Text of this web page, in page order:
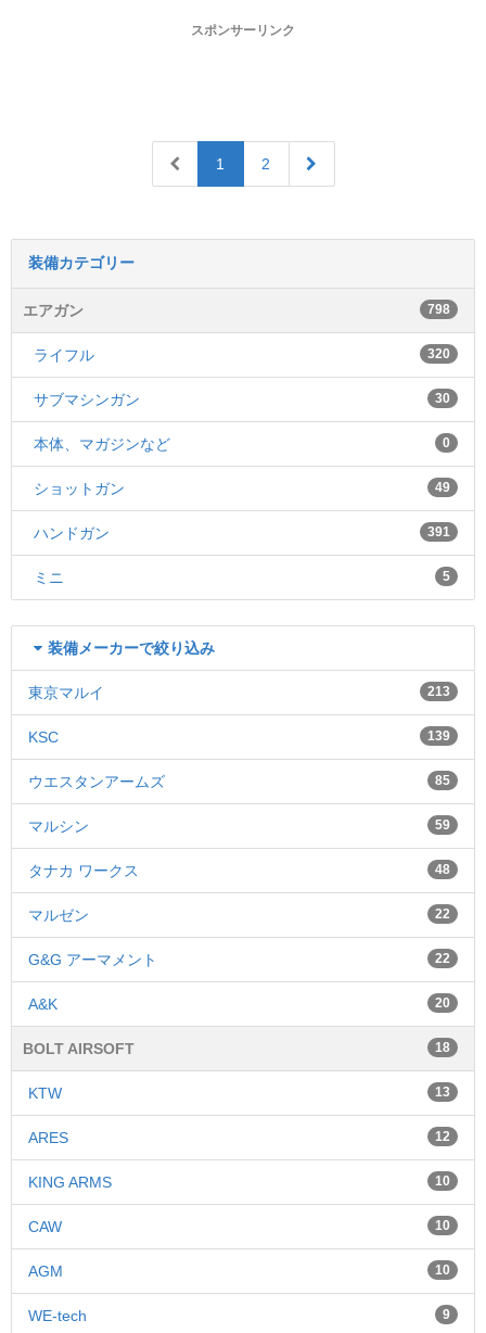
スポンサーリンク
1 2
装備カテゴリー
エアガン 798
ライフル 320
サブマシンガン 30
本体、マガジンなど 0
ショットガン 49
ハンドガン 391
ミニ 5
装備メーカーで絞り込み
東京マルイ 213
KSC 139
ウエスタンアームズ 85
マルシン 59
タナカ ワークス 48
マルゼン 22
G&G アーマメント 22
A&K 20
BOLT AIRSOFT 18
KTW 13
ARES 12
KING ARMS 10
CAW 10
AGM 10
WE-tech 9